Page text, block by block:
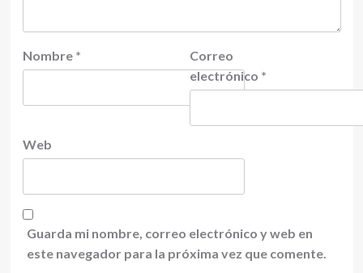
Nombre *
Correo
electrónico *
Web
Guarda mi nombre, correo electrónico y web en
este navegador para la próxima vez que comente.